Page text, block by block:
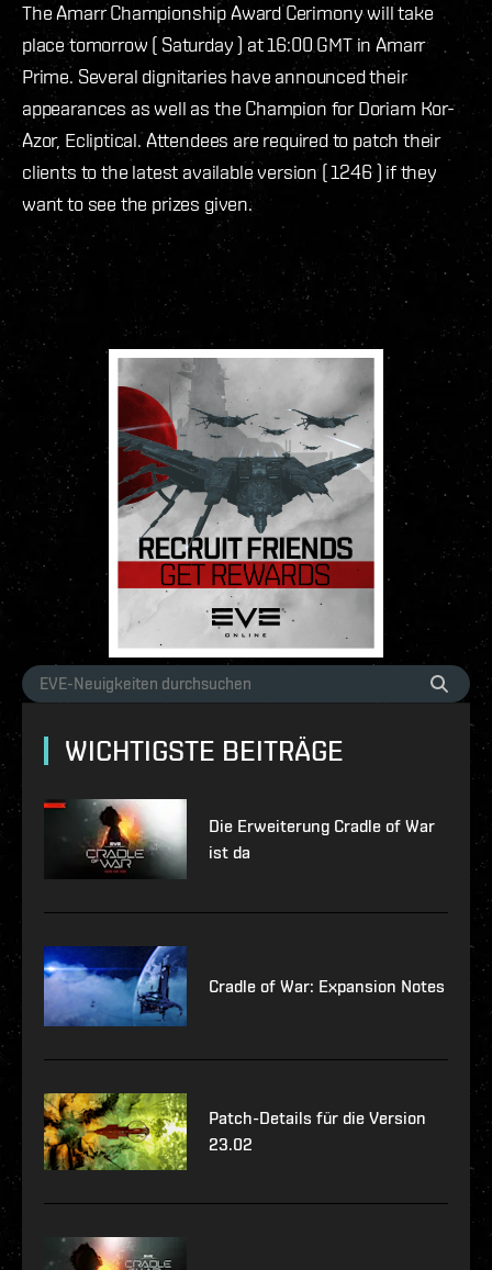
The Amarr Championship Award Cerimony will take
place tomorrow ( Saturday ) at 16:00 GMT in Amarr
Prime. Several dignitaries have announced their
appearances as well as the Champion for Doriam Kor-
Azor, Ecliptical. Attendees are required to patch their
clients to the latest available version ( 1246 ) if they
want to see the prizes given.
WICHTIGSTE BEITRÄGE
Die Erweiterung Cradle of War
ist da
Cradle of War: Expansion Notes
Patch-Details für die Version
23.02